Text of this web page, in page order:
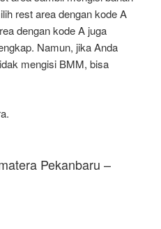
rest area dengan kode A
dengan kode A juga
Namun, jika Anda
mengisi BMM, bisa
Pekanbaru –